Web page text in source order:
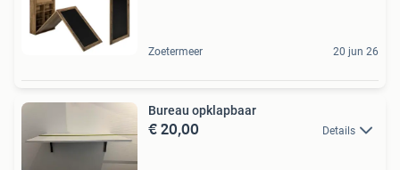
Zoetermeer 20 jun 26
Bureau opklapbaar
€ 20,00 Details